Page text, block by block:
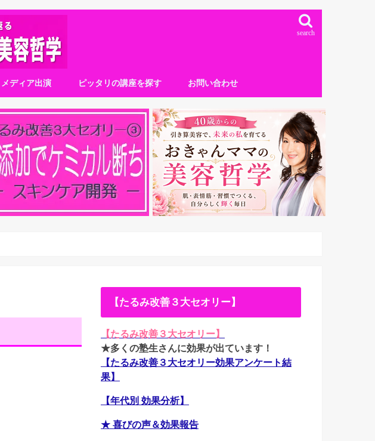
search
メディア出演 ピッタリの講座を探す お問い合わせ
【たるみ改善３大セオリー】
【たるみ改善３大セオリー】
★多くの塾生さんに効果が出ています！
【たるみ改善３大セオリー効果アンケート結
果】
【年代別 効果分析】
★ 喜びの声＆効果報告